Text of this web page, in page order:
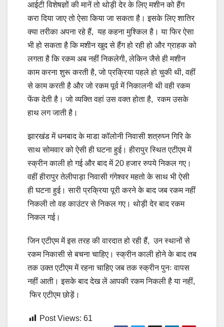
आईटी विशेषज्ञों की मानें तो थोड़ी देर के लिए मशीन को हैंग
करा दिया जाए तो ऐसा किया जा सकता है। इसके लिए शातिर
क्या तरीका अपना रहे हैं, यह कहना मुश्किल है। या फिर ऐसा
भी हो सकता है कि मशीन खुद से हैंग हो रही हो और ग्राहक को
लगता है कि रकम अब नहीं निकलेगी, लेकिन जैसे ही मशीन
काम करना शुरू करती है, जो प्रक्रिया पहले हो चुकी थी, वहीं
से काम करती है और जो रकम पूर्व में निकालनी थी वही रकम
फेंक देती है। जो व्यक्ति वहां उस वक्त होता है, रकम उसके
हाथ लग जाती है।
झारखंड में धनबाद के माडा कॉलोनी निवासी शत्रुघ्न गिरि के
साथ सोमवार को ऐसी ही घटना हुई। हीरापुर स्थित एटीएम में
स्क्रीन काली हो गई और बाद में 20 हजार रुपये निकल गए।
वहीं हीरापुर तेलीपाड़ा निवासी गंगेश्वर महतो के साथ भी ऐसी
ही घटना हुई। सारी प्रक्रिया पूरी करने के बाद जब रकम नहीं
निकली तो वह काउंटर से निकल गए। थोड़ी देर बाद रकम
निकल गई।
जिन एटीएम में इस तरह की वारदात हो रही हैं, उन स्थानों से
रकम निकासी से बचना चाहिए। स्क्रीन काली होने के बाद तब
तक उक्त एटीएम में रहना चाहिए जब तक स्क्रीन पुनः वापस
नहीं आती। इसके बाद देख लें आपकी रकम निकली है या नहीं,
फिर एटीएम छोड़ें।
Post Views: 61